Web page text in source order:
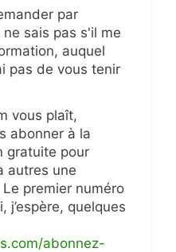
par
sais pas s'il me
auquel
pas de vous tenir
vous plaît,
abonner à la
gratuite pour
autres une
premier numéro
j’espère, quelques
abonnez-